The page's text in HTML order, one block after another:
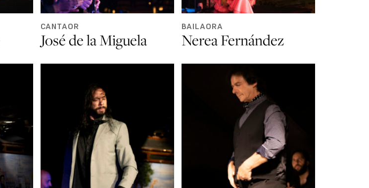
CANTAOR
José de la Miguela
BAILAORA
Nerea Fernández